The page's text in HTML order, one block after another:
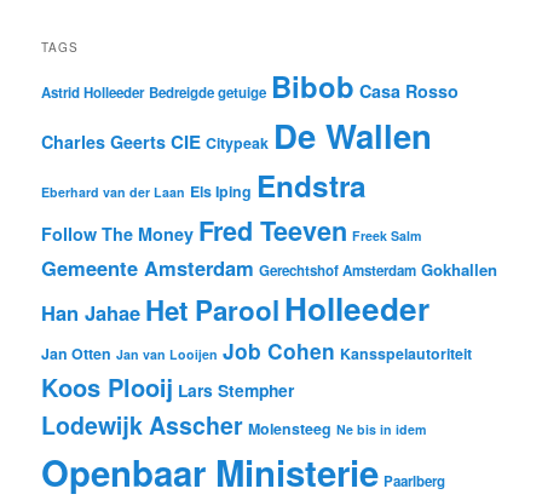
TAGS
Astrid Holleeder Bedreigde getuige Bibob Casa Rosso
Charles Geerts CIE Citypeak De Wallen
Eberhard van der Laan Els Iping Endstra
Follow The Money Fred Teeven Freek Salm
Gemeente Amsterdam Gerechtshof Amsterdam Gokhallen
Han Jahae Het ParoolHolleeder
Jan Otten Jan van Looijen Job Cohen Kansspelautoriteit
Koos Plooij Lars Stempher
Lodewijk Asscher Molensteeg Ne bis in idem
Openbaar Ministerie Paarlberg